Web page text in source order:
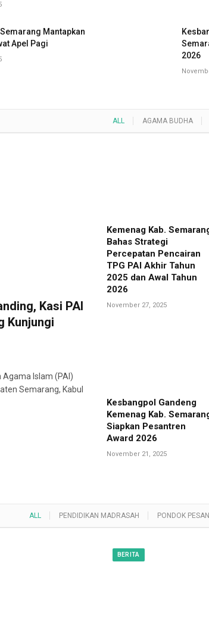
Mantapkan
Apel Pagi
2026
ALL AGAMA BUDHA
Kasi PAI
Kunjungi
Agama Islam (PAI)
Semarang, Kabul
Kemenag Kab.
Bahas Strategi
Percepatan Pencairan
TPG PAI Akhir Tahun
2025 dan Awal Tahun
2026
November 27, 2025
Kesbangpol Gandeng
Kemenag Kab.
Siapkan Pesantren
Award 2026
November 21, 2025
ALL PENDIDIKAN MADRASAH PONDOK
BERITA